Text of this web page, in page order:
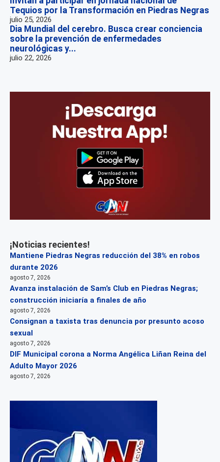
Tequios por la Transformación en Piedras Negras
julio 25, 2026
Dia Mundial del cerebro. Busca crear conciencia
sobre la prevención de enfermedades
neurológicas y...
julio 22, 2026
¡Noticias recientes!
Mantiene Piedras Negras reducción del 38% en robos
durante 2026
agosto 7, 2026
Avanza instalación de Sam’s Club en Piedras Negras;
construcción iniciaría a finales de año
agosto 7, 2026
Consignan a taxista tras denuncia por presunto acoso
sexual
agosto 7, 2026
DIF Municipal corona a Norma Angélica Liñan Reina del
Adulto Mayor 2026
agosto 7, 2026